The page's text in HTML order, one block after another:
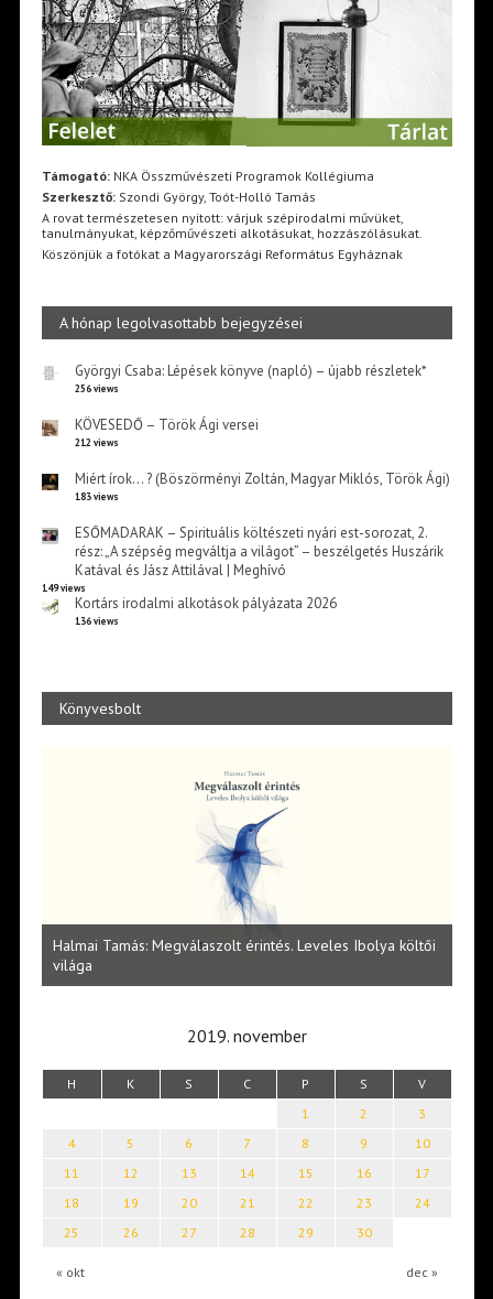
Támogató:NKA Összművészeti Programok Kollégiuma
Szerkesztő:Szondi György, Toót-Holló Tamás
A rovat természetesen nyitott: várjuk szépirodalmi művüket,
tanulmányukat, képzőművészeti alkotásukat, hozzászólásukat.
Köszönjük a fotókat a Magyarországi Református Egyháznak
A hónap legolvasottabb bejegyzései
Györgyi Csaba: Lépések könyve (napló) – újabb részletek*
256 views
KÖVESEDŐ – Török Ági versei
212 views
Miért írok… ? (Böszörményi Zoltán, Magyar Miklós, Török Ági)
183 views
ESŐMADARAK – Spirituális költészeti nyári est-sorozat, 2.
rész: „A szépség megváltja a világot” – beszélgetés Huszárik
Katával és Jász Attilával | Meghívó
149 views
Kortárs irodalmi alkotások pályázata 2026
136 views
Könyvesbolt
Halmai Tamás: Megválaszolt érintés. Leveles Ibolya költői
világa
2019. november
H K S C P S V
« okt dec »
1 2
3
4
5 6 7 8 9
10
11
12 13 14 15 16
17
18
19 20 21 22 23
24
25
26 27 28 29 30